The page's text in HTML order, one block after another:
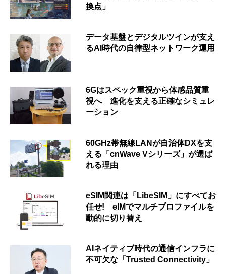
換点」
データ基盤とデジタルツインが支え
るAI時代の自律型ネットワーク運用
6Gはスペック重視から体感品質重
視へ 進化を支える正確なシミュレ
ーション
60GHz帯無線LANが自治体DXを支
える「cnWave Vシリーズ」が選ば
れる理由
eSIM関連は「LibeSIM」にすべてお
任せ! eIMでマルチプロファイルを
動的に切り替え
AIネイティブ時代の通信インフラに
不可欠な「Trusted Connectivity」